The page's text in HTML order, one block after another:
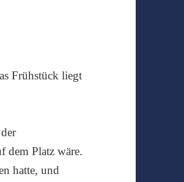
Frühstück liegt
dem Platz wäre.
hatte, und